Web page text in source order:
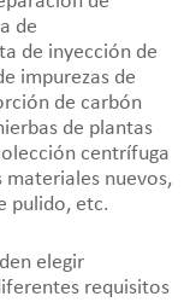
de
de inyección de
impurezas de
de carbón
de plantas
centrífuga
nuevos,
pulido, etc.
elegir
requisitos